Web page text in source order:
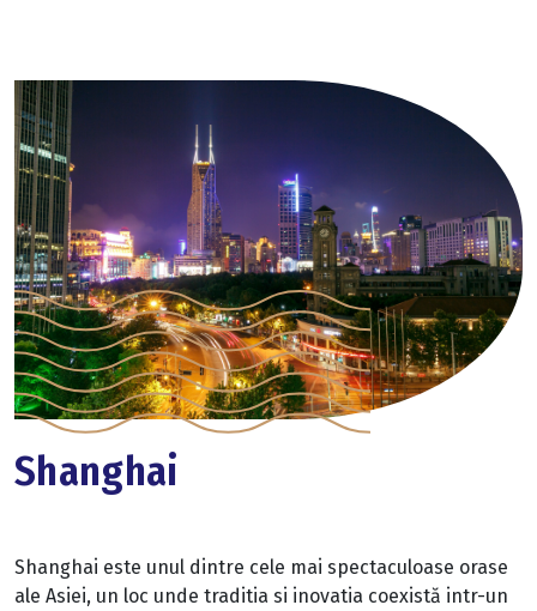
Shanghai
Shanghai este unul dintre cele mai spectaculoase orase
ale Asiei, un loc unde traditia si inovatia coexistă intr-un